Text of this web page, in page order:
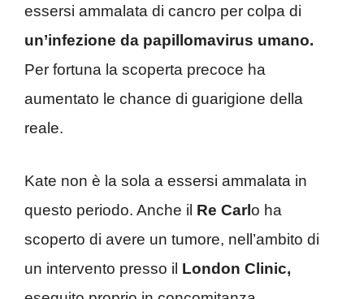
essersi ammalata di cancro per colpa di
un’infezione da papillomavirus umano.
Per fortuna la scoperta precoce ha
aumentato le chance di guarigione della
reale.
Kate non è la sola a essersi ammalata in
questo periodo. Anche il Re Carlo ha
scoperto di avere un tumore, nell’ambito di
un intervento presso il London Clinic,